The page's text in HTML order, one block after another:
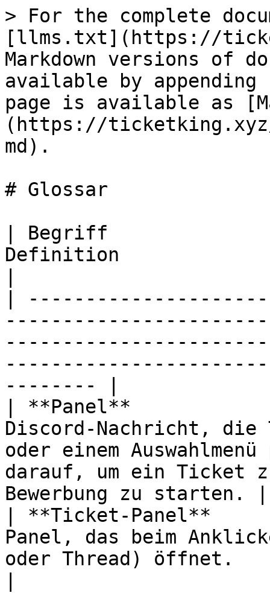
> For the complete
[llms.txt](https://
Markdown versions of
available by
page is available as
(https://
md).
# Glossar
| Begriff
Definition
|
-------- |
| **Panel**
Discord-Nachricht,
oder einem
darauf, um ein Ticket
Bewerbung zu starten. |
| **Ticket-
Panel, das beim
oder Thread) öffnet.